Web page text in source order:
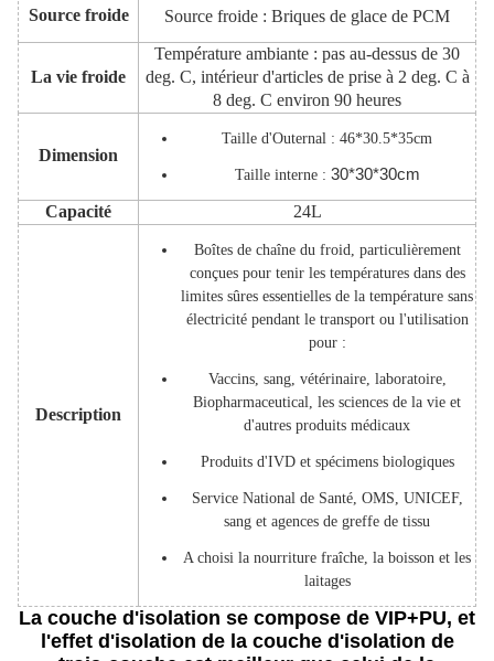
Source froide Source froide : Briques de glace de PCM
La vie froide
Température ambiante : pas au-dessus de 30
deg. C, intérieur d'articles de prise à 2 deg. C à
8 deg. C environ 90 heures
Dimension
Taille d'Outernal : 46*30.5*35cm
Taille interne : 30*30*30cm
Capacité
24L
Description
Boîtes de chaîne du froid, particulièrement
conçues pour tenir les températures dans des
limites sûres essentielles de la température sans
électricité pendant le transport ou l'utilisation
pour :
Vaccins, sang, vétérinaire, laboratoire,
Biopharmaceutical, les sciences de la vie et
d'autres produits médicaux
Produits d'IVD et spécimens biologiques
Service National de Santé, OMS, UNICEF,
sang et agences de greffe de tissu
A choisi la nourriture fraîche, la boisson et les
laitages
La couche d'isolation se compose de VIP+PU, et
l'effet d'isolation de la couche d'isolation de